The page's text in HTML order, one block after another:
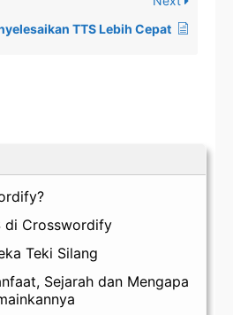
di Crosswordify
Teki Silang
Sejarah dan Mengapa
TTS Lebih Cepat